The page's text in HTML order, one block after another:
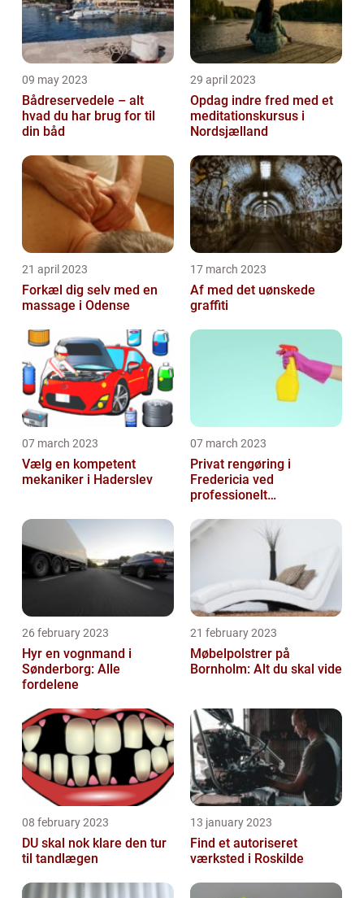
09 may 2023
Bådreservedele – alt
hvad du har brug for til
din båd
29 april 2023
Opdag indre fred med et
meditationskursus i
Nordsjælland
21 april 2023
Forkæl dig selv med en
massage i Odense
17 march 2023
Af med det uønskede
graffiti
07 march 2023
Vælg en kompetent
mekaniker i Haderslev
07 march 2023
Privat rengøring i
Fredericia ved
professionelt
26 february 2023
Hyr en vognmand i
Sønderborg: Alle
fordelene
21 february 2023
Møbelpolstrer på
Bornholm: Alt du skal vide
08 february 2023
DU skal nok klare den tur
til tandlægen
13 january 2023
Find et autoriseret
værksted i Roskilde